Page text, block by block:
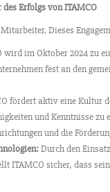
Erfolgs von ITAMCO
Dieses
wird im Oktober 2024 zu
fest an den
fördert aktiv eine Kultur
und Kenntnisse zu
und die
Durch den
ITAMCO sicher, dass